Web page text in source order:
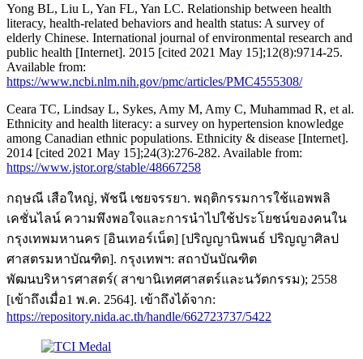
Yong BL, Liu L, Yan FL, Yan LC. Relationship between health
literacy, health-related behaviors and health status: A survey of
elderly Chinese. International journal of environmental research and
public health [Internet]. 2015 [cited 2021 May 15];12(8):9714-25.
Available from:
https://www.ncbi.nlm.nih.gov/pmc/articles/PMC4555308/
Ceara TC, Lindsay L, Sykes, Amy M, Amy C, Muhammad R, et al.
Ethnicity and health literacy: a survey on hypertension knowledge
among Canadian ethnic populations. Ethnicity & disease [Internet].
2014 [cited 2021 May 15];24(3):276-282. Available from:
https://www.jstor.org/stable/48667258
กฤษณี เสือใหญ่, พัชนี เชยจรรยา. พฤติกรรมการใช้แอพพลิ
เคชั่นไลน์ ความพึงพอใจและการนำไปใช้ประโยชน์ของคนใน
กรุงเทพมหานคร [อินเทอร์เน็ต] [ปริญญานิพนธ์ ปริญญาศิลป
ศาสตรมหาบัณฑิต]. กรุงเทพฯ: สถาบันบัณฑิต
พัฒนบริหารศาสตร์( สาขานิเทศศาสตร์และนวัตกรรม); 2558
[เข้าถึงเมื่อ1 พ.ค. 2564]. เข้าถึงได้จาก:
https://repository.nida.ac.th/handle/662723737/5422